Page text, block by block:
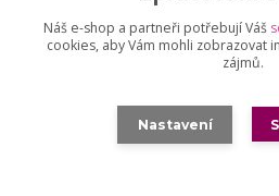
Upravit sběr
© Mgr. Kateřina Šimůnková, 2023 - další
autorskými
Náš e-shop a partneři potřebují Váš
cookies, aby Vám mohli zobrazovat
zájmů.
Nastavení